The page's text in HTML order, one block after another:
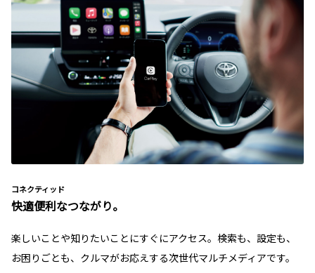
コネクティッド
快適便利なつながり。
楽しいことや知りたいことにすぐにアクセス。検索も、設定も、
お困りごとも、クルマがお応えする次世代マルチメディアです。